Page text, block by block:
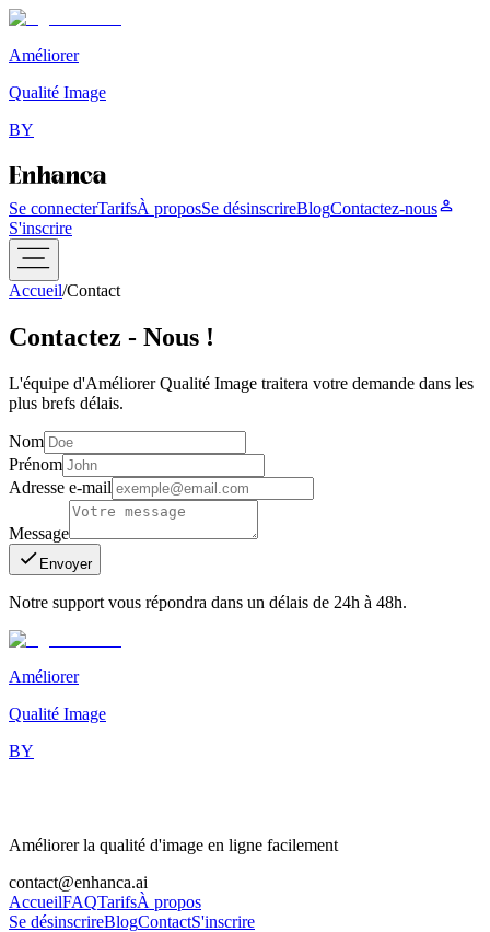
Améliorer
Qualité Image
BY
Se connecterTarifsÀ proposSe désinscrireBlogContactez-nous
S'inscrire
Accueil/Contact
Contactez - Nous !
L'équipe d'Améliorer Qualité Image traitera votre demande dans les
plus brefs délais.
Nom
Prénom
Adresse e-mail
Message
Envoyer
Notre support vous répondra dans un délais de 24h à 48h.
Améliorer
Qualité Image
BY
Améliorer la qualité d'image en ligne facilement
contact@enhanca.ai
AccueilFAQTarifsÀ propos
Se désinscrireBlogContactS'inscrire